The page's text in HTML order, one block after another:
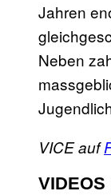
Jahren
Neben
VICE auf
VIDEOS